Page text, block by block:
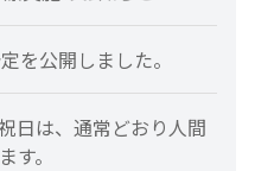
を公開しました。
日は、通常どおり人間
す。